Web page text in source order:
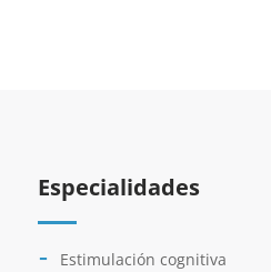
Especialidades
Estimulación cognitiva